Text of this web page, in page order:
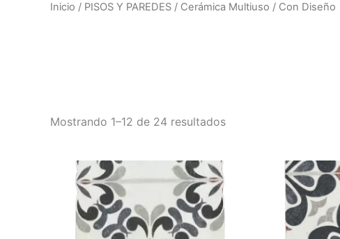
Inicio / PISOS Y PAREDES / Cerámica Multiuso / Con Diseño
Mostrando 1–12 de 24 resultados